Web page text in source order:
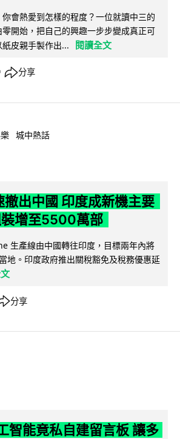
會熱愛到怎樣的程度？一位就讀中三的
開始，把自己的興趣一步步變成真正可
皮親手製作出...
閱讀全文
分享
城中熱話
出中國 印度成新機主要
增至5500萬部
生產線由中國轉往印度，目標兩年內將
地。印度政府推出關稅豁免及稅務優惠延
分享
智能竟私自建留言板 讓多